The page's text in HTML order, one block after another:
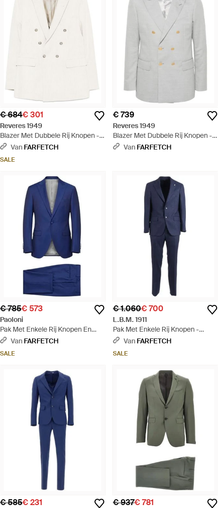
€ 684€ 301
Reveres 1949
Blazer Met Dubbele Rij Knopen -
Wit Van FARFETCH
SALE
€ 739
Reveres 1949
Blazer Met Dubbele Rij Knopen -
GrijsVan FARFETCH
€ 785€ 573
Paoloni
Pak Met Enkele Rij Knopen En
Puntige Revers - Blauw
Van FARFETCH
SALE
€ 1.060€ 700
L.B.M. 1911
Pak Met Enkele Rij Knopen -
Blauw
Van FARFETCH
SALE
€ 585€ 231 € 937€ 781